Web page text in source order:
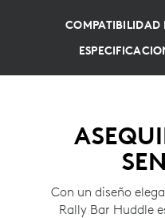
COMPATIBILIDAD
Con un diseño
Rally Bar Huddle